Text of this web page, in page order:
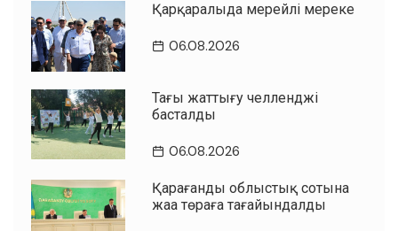
Қарқаралыда мерейлі мереке
06.08.2026
Таңғы жаттығу челленджі
басталды
06.08.2026
Қарағанды облыстық сотына
жаңа төраға тағайындалды